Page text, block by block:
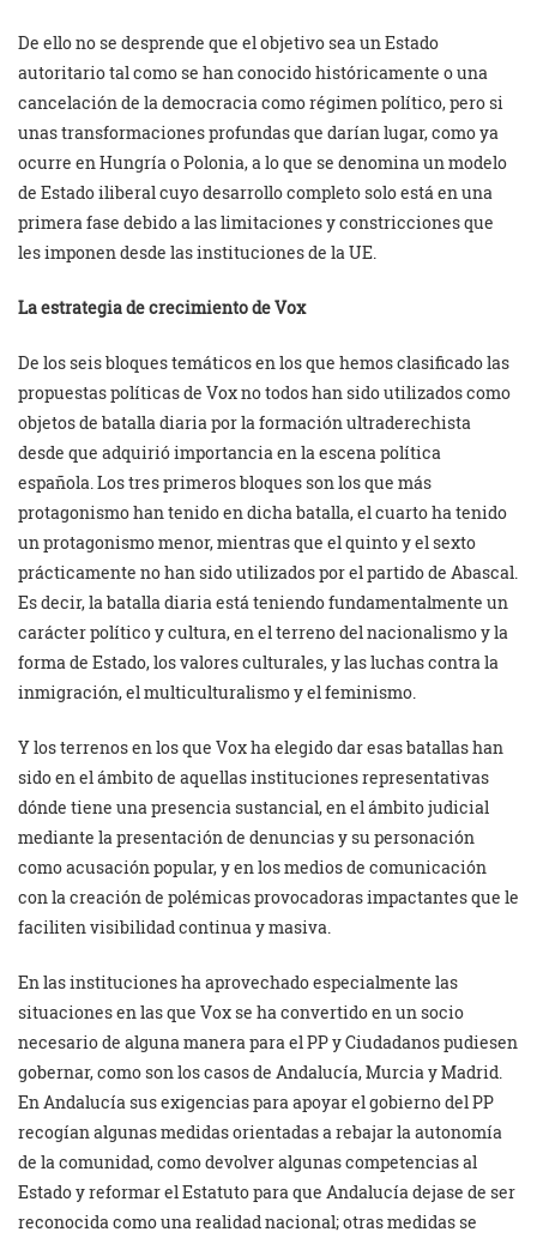
De ello no se desprende que el objetivo sea un Estado
autoritario tal como se han conocido históricamente o una
cancelación de la democracia como régimen político, pero si
unas transformaciones profundas que darían lugar, como ya
ocurre en Hungría o Polonia, a lo que se denomina un modelo
de Estado iliberal cuyo desarrollo completo solo está en una
primera fase debido a las limitaciones y constricciones que
les imponen desde las instituciones de la UE.
La estrategia de crecimiento de Vox
De los seis bloques temáticos en los que hemos clasificado las
propuestas políticas de Vox no todos han sido utilizados como
objetos de batalla diaria por la formación ultraderechista
desde que adquirió importancia en la escena política
española. Los tres primeros bloques son los que más
protagonismo han tenido en dicha batalla, el cuarto ha tenido
un protagonismo menor, mientras que el quinto y el sexto
prácticamente no han sido utilizados por el partido de Abascal.
Es decir, la batalla diaria está teniendo fundamentalmente un
carácter político y cultura, en el terreno del nacionalismo y la
forma de Estado, los valores culturales, y las luchas contra la
inmigración, el multiculturalismo y el feminismo.
Y los terrenos en los que Vox ha elegido dar esas batallas han
sido en el ámbito de aquellas instituciones representativas
dónde tiene una presencia sustancial, en el ámbito judicial
mediante la presentación de denuncias y su personación
como acusación popular, y en los medios de comunicación
con la creación de polémicas provocadoras impactantes que le
faciliten visibilidad continua y masiva.
En las instituciones ha aprovechado especialmente las
situaciones en las que Vox se ha convertido en un socio
necesario de alguna manera para el PP y Ciudadanos pudiesen
gobernar, como son los casos de Andalucía, Murcia y Madrid.
En Andalucía sus exigencias para apoyar el gobierno del PP
recogían algunas medidas orientadas a rebajar la autonomía
de la comunidad, como devolver algunas competencias al
Estado y reformar el Estatuto para que Andalucía dejase de ser
reconocida como una realidad nacional; otras medidas se